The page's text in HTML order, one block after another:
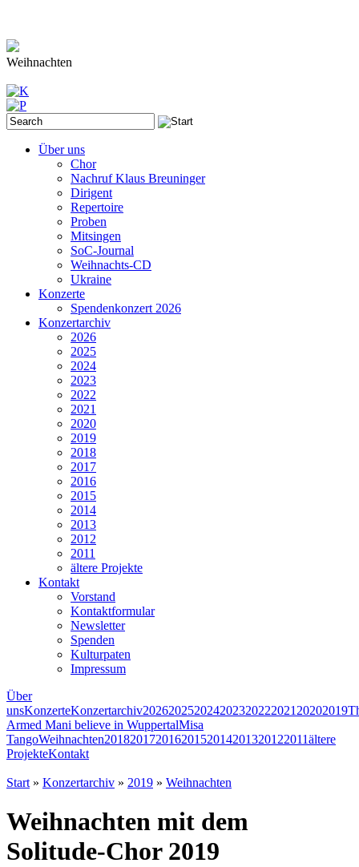
Weihnachten
Über uns
Chor
Nachruf Klaus Breuninger
Dirigent
Repertoire
Proben
Mitsingen
SoC-Journal
Weihnachts-CD
Ukraine
Konzerte
Spendenkonzert 2026
Konzertarchiv
2026
2025
2024
2023
2022
2021
2020
2019
2018
2017
2016
2015
2014
2013
2012
2011
ältere Projekte
Kontakt
Vorstand
Kontaktformular
Newsletter
Spenden
Kulturpaten
Impressum
Über
unsKonzerteKonzertarchiv202620252024202320222021 20202019
Armed Mani believe in WuppertalMisa
TangoWeihnachten20182017201620152014201320122011ältere
ProjekteKontakt
Start » Konzertarchiv » 2019 » Weihnachten
Weihnachten mit dem
Solitude-Chor 2019